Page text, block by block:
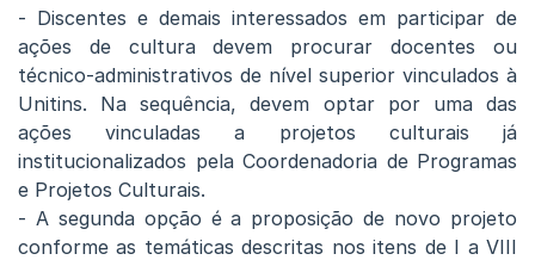
- Discentes e demais interessados em participar de
ações de cultura devem procurar docentes ou
técnico-administrativos de nível superior vinculados à
Unitins. Na sequência, devem optar por uma das
ações vinculadas a projetos culturais já
institucionalizados pela Coordenadoria de Programas
e Projetos Culturais.
- A segunda opção é a proposição de novo projeto
conforme as temáticas descritas nos itens de I a VIII